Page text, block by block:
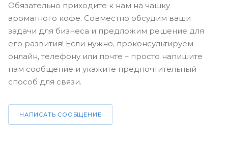
Обязательно приходите к нам на чашку
ароматного кофе. Совместно обсудим ваши
задачи для бизнеса и предложим решение для
его развития! Если нужно, проконсультируем
онлайн, телефону или почте – просто напишите
нам сообщение и укажите предпочтительный
способ для связи.
НАПИСАТЬ СООБЩЕНИЕ